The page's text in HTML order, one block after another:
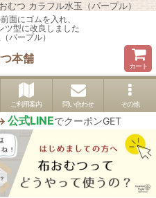
むつ カラフル水玉（パープル）
面にゴムを入れ、
ツ型に改良しました
パープル）
本舗
カート
ご利用案内 問い合わせ その他
公式LINEでクーポンGET